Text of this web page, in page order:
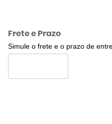
Frete e Prazo
Simule o frete e o prazo de